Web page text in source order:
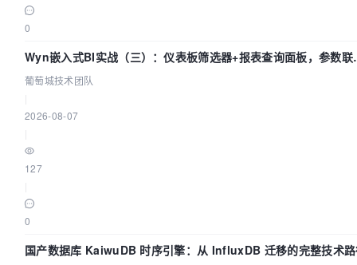
0
Wyn嵌入式BI实战（三）：仪表板筛选器+报表查询面板，参数联
全闭环
葡萄城技术团队
2026-08-07
127
0
国产数据库 KaiwuDB 时序引擎：从 InfluxDB 迁移的完整技术